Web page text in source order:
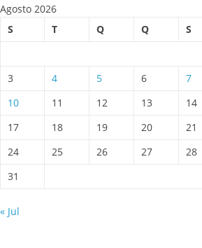
Agosto 2026
S
T Q Q S
3
4 5 6 7
10
11 12 13 14
17
18 19 20 21
24
25 26 27 28
31
« Jul